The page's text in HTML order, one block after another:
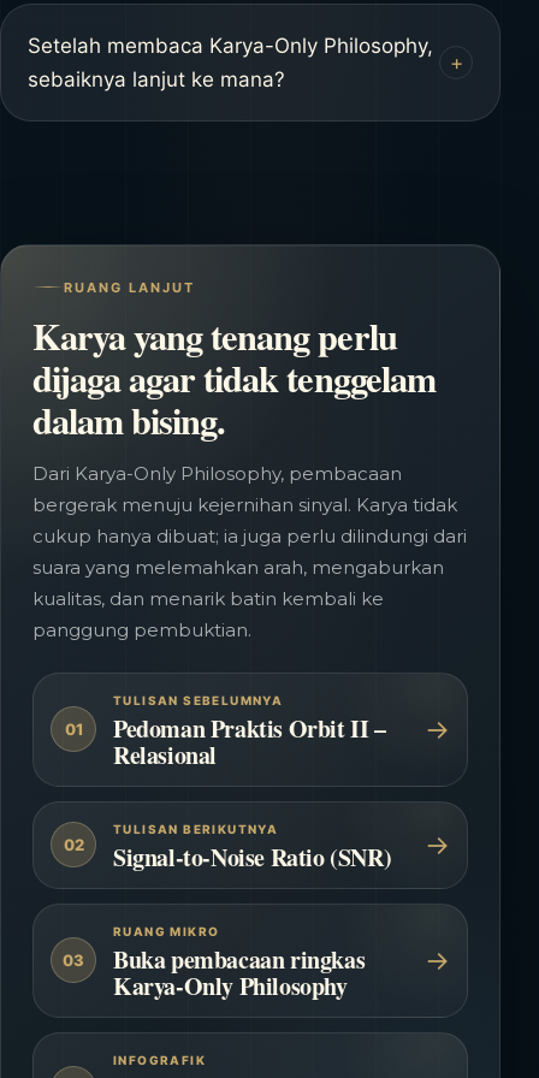
dan dedikasi.
niat sebelum tindakan diambil. Ia
mengarahkan kerja keras agar tidak
Setelah membaca Karya-Only Philosophy,
sebaiknya lanjut ke mana?
+
untuk memahami ritme kerja, disiplin,
RUANG LANJUT
Karya yang tenang perlu
dijaga agar tidak tenggelam
dalam bising.
Dari Karya-Only Philosophy, pembacaan
bergerak menuju kejernihan sinyal. Karya tidak
cukup hanya dibuat; ia juga perlu dilindungi dari
suara yang melemahkan arah, mengaburkan
kualitas, dan menarik batin kembali ke
panggung pembuktian.
01
TULISAN SEBELUMNYA
Pedoman Praktis Orbit II –
Relasional
→
02
TULISAN BERIKUTNYA
Signal-to-Noise Ratio (SNR) →
03
RUANG MIKRO
Buka pembacaan ringkas
Karya-Only Philosophy
→
INFOGRAFIK